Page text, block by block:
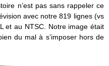
n’est pas sans rappeler ce
avec notre 819 lignes (vs
et au NTSC. Notre image était
du mal à s’imposer hors de